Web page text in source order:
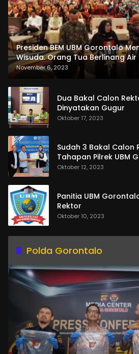
Presiden BEM UBM Gorontalo
Wisuda. Orang Tua Berlinang Air
dan Pemasangan Salempang
November 6, 2023
Dua Bakal Calon
Dinyatakan Gugur
Oktober 17, 2023
Sudah 3 Bakal Calon
Tahapan Pilrek UBM
Oktober 12, 2023
Panitia UBM
Rektor
Oktober 10, 2023
Polda Gorontalo